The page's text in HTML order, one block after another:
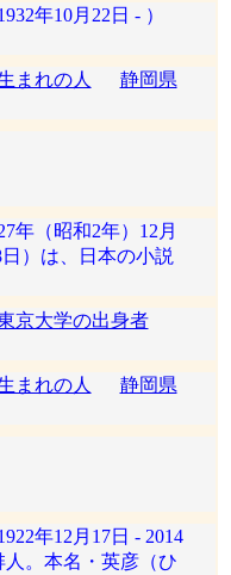
年10月22日 - ）
まれの人
静岡県
年（昭和2年）12月
）は、日本の小説
京大学の出身者
まれの人
静岡県
年12月17日 - 2014
。本名・英彦（ひ